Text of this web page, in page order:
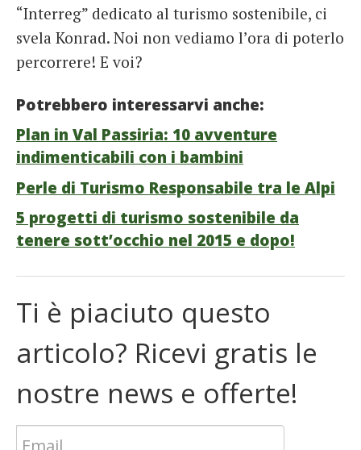
“Interreg” dedicato al turismo sostenibile, ci
svela Konrad. Noi non vediamo l’ora di poterlo
percorrere! E voi?
Potrebbero interessarvi anche:
Plan in Val Passiria: 10 avventure
indimenticabili con i bambini
Perle di Turismo Responsabile tra le Alpi
5 progetti di turismo sostenibile da
tenere sott’occhio nel 2015 e dopo!
Ti è piaciuto questo
articolo? Ricevi gratis le
nostre news e offerte!